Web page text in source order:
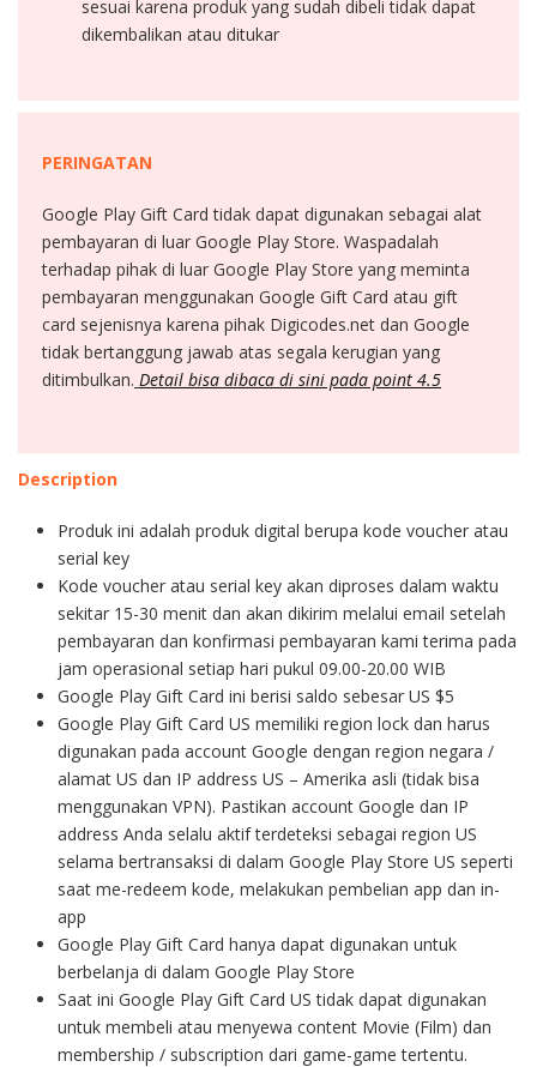
sesuai karena produk yang sudah dibeli tidak dapat
dikembalikan atau ditukar
PERINGATAN
Google Play Gift Card tidak dapat digunakan sebagai alat
pembayaran di luar Google Play Store. Waspadalah
terhadap pihak di luar Google Play Store yang meminta
pembayaran menggunakan Google Gift Card atau gift
card sejenisnya karena pihak Digicodes.net dan Google
tidak bertanggung jawab atas segala kerugian yang
ditimbulkan. Detail bisa dibaca di sini pada point 4.5
Description
Produk ini adalah produk digital berupa kode voucher atau
serial key
Kode voucher atau serial key akan diproses dalam waktu
sekitar 15-30 menit dan akan dikirim melalui email setelah
pembayaran dan konfirmasi pembayaran kami terima pada
jam operasional setiap hari pukul 09.00-20.00 WIB
Google Play Gift Card ini berisi saldo sebesar US $5
Google Play Gift Card US memiliki region lock dan harus
digunakan pada account Google dengan region negara /
alamat US dan IP address US – Amerika asli (tidak bisa
menggunakan VPN). Pastikan account Google dan IP
address Anda selalu aktif terdeteksi sebagai region US
selama bertransaksi di dalam Google Play Store US seperti
saat me-redeem kode, melakukan pembelian app dan in-
app
Google Play Gift Card hanya dapat digunakan untuk
berbelanja di dalam Google Play Store
Saat ini Google Play Gift Card US tidak dapat digunakan
untuk membeli atau menyewa content Movie (Film) dan
membership / subscription dari game-game tertentu.